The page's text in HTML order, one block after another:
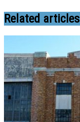
Related articles